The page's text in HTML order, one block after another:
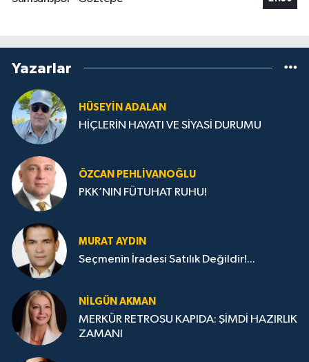
Yazarlar
HÜSEYIN ADALAN
HİÇLERİN HAYATI VE SİYASİ DURUMU
ÖZCAN PEHLIVANOĞLU
PKK’NIN FÜTUHAT RUHU!
MURAT AYDIN
Seçmenin İradesi Satılık Değildir!...
NILGÜN AKMAN
MERKÜR RETROSU KAPIDA: ŞİMDİ HAZIRLIK
ZAMANI